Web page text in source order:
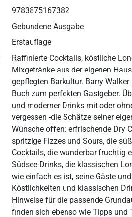
9783875167382
Gebundene Ausgabe
Erstauflage
Raffinierte Cocktails, köstliche
Mixgetränke aus der eigenen
gepflegten Barkultur. Barry
Buch zum perfekten Gastgeber.
und moderner Drinks mit oder
vergessen -die Schätze seiner
Wünsche offen: erfrischende Dry
spritzige Fizzes und Sours, die
Cocktails, die wunderbar fruchtig
Südsee-Drinks, die klassischen
wie einfach es ist, seine Gäste
Köstlichkeiten und klassischen
Hinweise für die passende
finden sich ebenso wie Tipps und